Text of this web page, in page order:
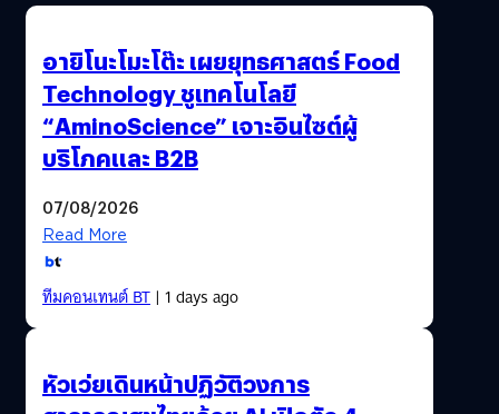
อายิโนะโมะโต๊ะ เผยยุทธศาสตร์ Food
Technology ชูเทคโนโลยี
“AminoScience” เจาะอินไซต์ผู้
บริโภคและ B2B
07/08/2026
Read More
ทีมคอนเทนต์ BT| 1 days ago
หัวเว่ยเดินหน้าปฏิวัติวงการ